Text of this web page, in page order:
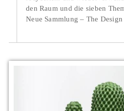
den Raum und die sieben
Neue Sammlung – The